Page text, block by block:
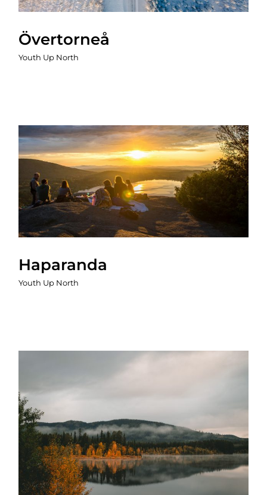
Övertorneå
Youth Up North
Haparanda
Youth Up North